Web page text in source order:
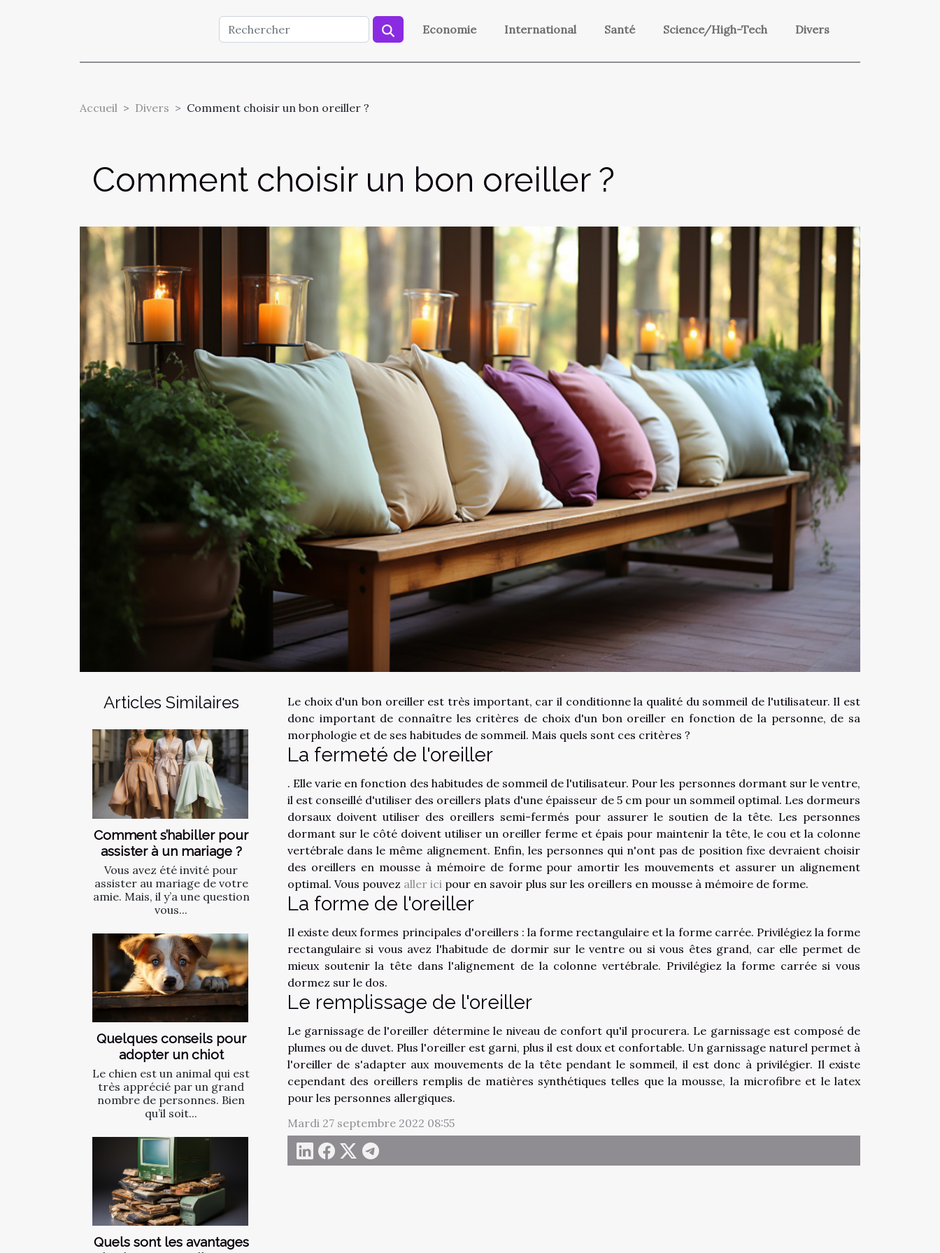
Economie International Santé Science/High-Tech Divers
Accueil Divers Comment choisir un bon oreiller ?
Comment choisir un bon oreiller ?
Articles Similaires
Comment s’habiller pour
assister à un mariage ?
Vous avez été invité pour
assister au mariage de votre
amie. Mais, il y’a une question
vous...
Quelques conseils pour
adopter un chiot
Le chien est un animal qui est
très apprécié par un grand
nombre de personnes. Bien
qu’il soit...
Quels sont les avantages
Le choix d'un bon oreiller est très important, car il conditionne la qualité du sommeil de l'utilisateur. Il est
donc important de connaître les critères de choix d'un bon oreiller en fonction de la personne, de sa
morphologie et de ses habitudes de sommeil. Mais quels sont ces critères ?
La fermeté de l'oreiller
. Elle varie en fonction des habitudes de sommeil de l'utilisateur. Pour les personnes dormant sur le ventre,
il est conseillé d'utiliser des oreillers plats d'une épaisseur de 5 cm pour un sommeil optimal. Les dormeurs
dorsaux doivent utiliser des oreillers semi-fermés pour assurer le soutien de la tête. Les personnes
dormant sur le côté doivent utiliser un oreiller ferme et épais pour maintenir la tête, le cou et la colonne
vertébrale dans le même alignement. Enfin, les personnes qui n'ont pas de position fixe devraient choisir
des oreillers en mousse à mémoire de forme pour amortir les mouvements et assurer un alignement
optimal. Vous pouvez aller ici pour en savoir plus sur les oreillers en mousse à mémoire de forme.
La forme de l'oreiller
Il existe deux formes principales d'oreillers : la forme rectangulaire et la forme carrée. Privilégiez la forme
rectangulaire si vous avez l'habitude de dormir sur le ventre ou si vous êtes grand, car elle permet de
mieux soutenir la tête dans l'alignement de la colonne vertébrale. Privilégiez la forme carrée si vous
dormez sur le dos.
Le remplissage de l'oreiller
Le garnissage de l'oreiller détermine le niveau de confort qu'il procurera. Le garnissage est composé de
plumes ou de duvet. Plus l'oreiller est garni, plus il est doux et confortable. Un garnissage naturel permet à
l'oreiller de s'adapter aux mouvements de la tête pendant le sommeil, il est donc à privilégier. Il existe
cependant des oreillers remplis de matières synthétiques telles que la mousse, la microfibre et le latex
pour les personnes allergiques.
Mardi 27 septembre 2022 08:55